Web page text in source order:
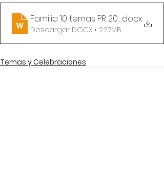
Familia 10 temas PR 2014.docx
Descargar DOCX • 2.27MB
Temas y Celebraciones